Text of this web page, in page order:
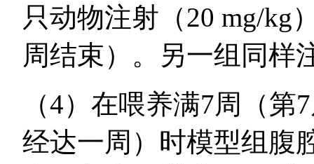
只动物注射（20 mg/kg
周结束）。另一组同样
（4）在喂养满7周（
经达一周）时模型组腹